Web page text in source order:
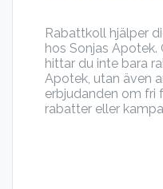
Rabattkoll hjälper
hos Sonjas
hittar du inte bara
Apotek, utan även
erbjudanden om fri
rabatter eller